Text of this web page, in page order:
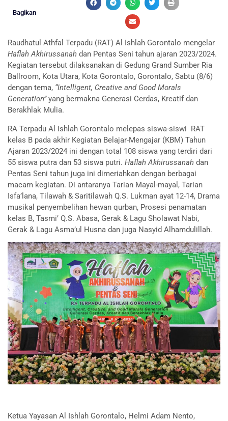
Bagikan
Raudhatul Athfal Terpadu (RAT) Al Ishlah Gorontalo mengelar
Haflah Akhirussanah dan Pentas Seni tahun ajaran 2023/2024.
Kegiatan tersebut dilaksanakan di Gedung Grand Sumber Ria
Ballroom, Kota Utara, Kota Gorontalo, Gorontalo, Sabtu (8/6)
dengan tema, “Intelligent, Creative and Good Morals
Generation”yang bermakna Generasi Cerdas, Kreatif dan
Berakhlak Mulia.
RA Terpadu Al Ishlah Gorontalo melepas siswa-siswi RAT
kelas B pada akhir Kegiatan Belajar-Mengajar (KBM) Tahun
Ajaran 2023/2024 ini dengan total 108 siswa yang terdiri dari
55 siswa putra dan 53 siswa putri. Haflah Akhirussanah dan
Pentas Seni tahun juga ini dimeriahkan dengan berbagai
macam kegiatan. Di antaranya Tarian Mayal-mayal, Tarian
Isfa’lana, Tilawah & Saritilawah Q.S. Lukman ayat 12-14, Drama
musikal penyembelihan hewan qurban, Prosesi penamatan
kelas B, Tasmi’ Q.S. Abasa, Gerak & Lagu Sholawat Nabi,
Gerak & Lagu Asma’ul Husna dan juga Nasyid Alhamdulillah.
Ketua Yayasan Al Ishlah Gorontalo, Helmi Adam Nento,